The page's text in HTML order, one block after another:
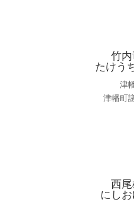
竹
たけう
津
津幡町
西尾
にし